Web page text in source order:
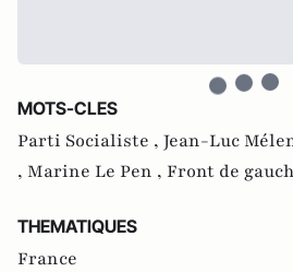
MOTS-CLES
Parti Socialiste , Jean-Luc
, Marine Le Pen , Front de
THEMATIQUES
France